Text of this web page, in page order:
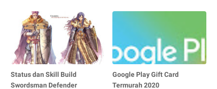
Status dan Skill Build
Swordsman Defender
Google Play Gift Card
Termurah 2020